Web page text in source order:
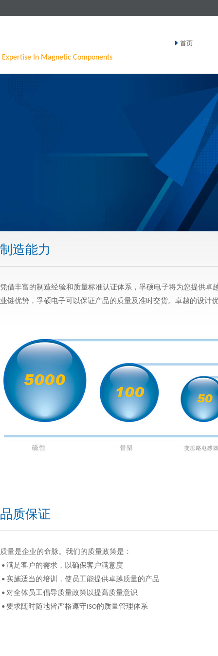
Expertise In Magnetic Components
首页
制造能力
凭借丰富的制造经验和质量标准认证体系，孚硕电子将为您提供
业链优势，孚硕电子可以保证产品的质量及准时交货。卓越的设计
品质保证
质量是企业的命脉。我们的质量政策是：
• 满足客户的需求，以确保客户满意度
• 实施适当的培训，使员工能提供卓越质量的产品
• 对全体员工倡导质量政策以提高质量意识
• 要求随时随地皆严格遵守ISO的质量管理体系